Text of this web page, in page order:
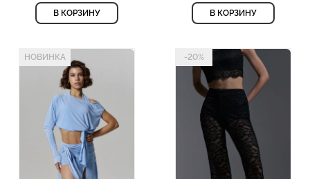
В КОРЗИНУ В КОРЗИНУ
НОВИНКА -20%